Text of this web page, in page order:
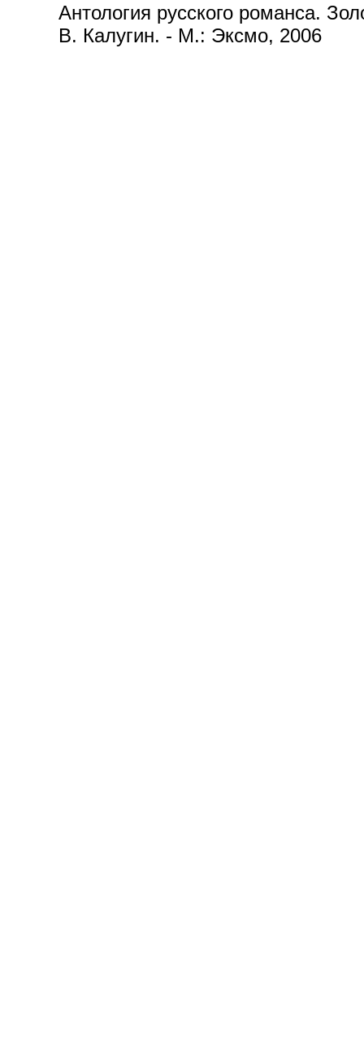
Антология русского романса.
В. Калугин. - М.: Эксмо, 2006